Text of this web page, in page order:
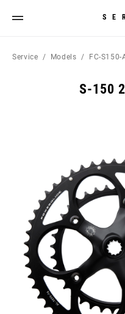
Service Models FC-S150-
S-150